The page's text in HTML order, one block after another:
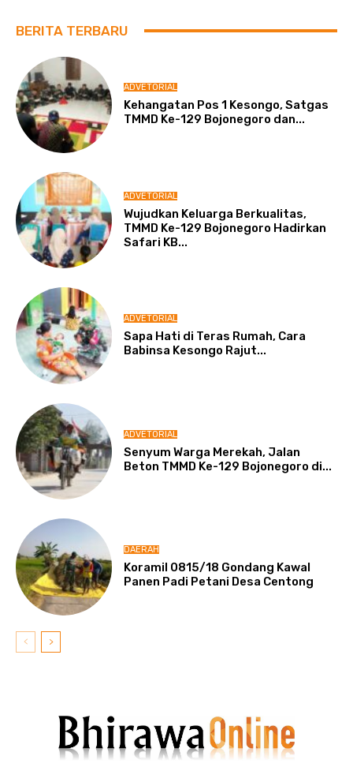
BERITA TERBARU
ADVETORIAL
Kehangatan Pos 1 Kesongo, Satgas
TMMD Ke-129 Bojonegoro dan...
ADVETORIAL
Wujudkan Keluarga Berkualitas,
TMMD Ke-129 Bojonegoro Hadirkan
Safari KB...
ADVETORIAL
Sapa Hati di Teras Rumah, Cara
Babinsa Kesongo Rajut...
ADVETORIAL
Senyum Warga Merekah, Jalan
Beton TMMD Ke-129 Bojonegoro di...
DAERAH
Koramil 0815/18 Gondang Kawal
Panen Padi Petani Desa Centong